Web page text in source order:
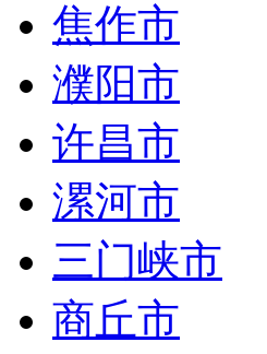
焦作市
濮阳市
许昌市
漯河市
三门峡市
商丘市